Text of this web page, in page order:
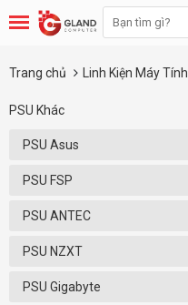
Trang chủ Linh Kiện Máy Tính
PSU Khác
PSU Asus
PSU FSP
PSU ANTEC
PSU NZXT
PSU Gigabyte